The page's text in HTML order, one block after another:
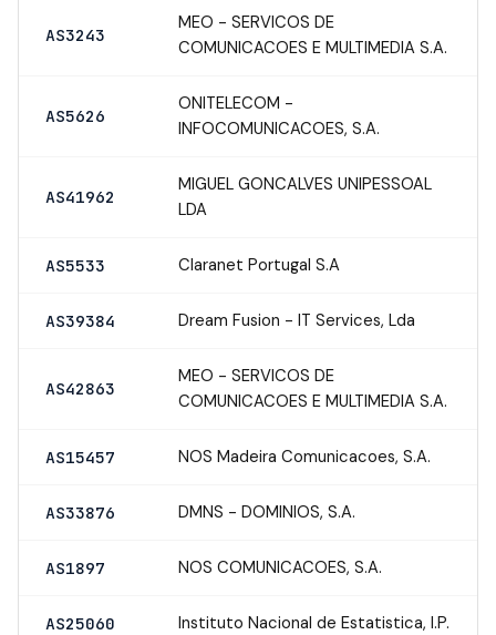
AS3243
MEO - SERVICOS DE
COMUNICACOES E MULTIMEDIA S.A.
AS5626
ONITELECOM -
INFOCOMUNICACOES, S.A.
AS41962
MIGUEL GONCALVES UNIPESSOAL
LDA
AS5533 Claranet Portugal S.A
AS39384 Dream Fusion - IT Services, Lda
AS42863
MEO - SERVICOS DE
COMUNICACOES E MULTIMEDIA S.A.
AS15457 NOS Madeira Comunicacoes, S.A.
AS33876 DMNS - DOMINIOS, S.A.
AS1897 NOS COMUNICACOES, S.A.
AS25060 Instituto Nacional de Estatistica, I.P.